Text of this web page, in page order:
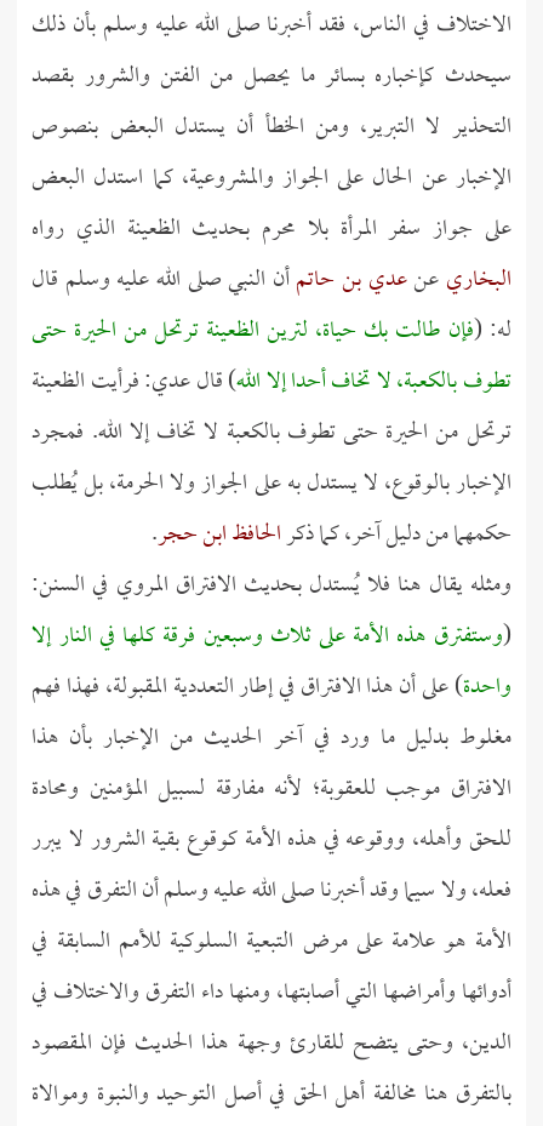
الاختلاف في الناس، فقد أخبرنا صلى الله عليه وسلم بأن ذلك
سيحدث كإخباره بسائر ما يحصل من الفتن والشرور بقصد
التحذير لا التبرير، ومن الخطأ أن يستدل البعض بنصوص
الإخبار عن الحال على الجواز والمشروعية، كما استدل البعض
على جواز سفر المرأة بلا محرم بحديث الظعينة الذي رواه
البخاريعنعديبن حاتمأن النبي صلى الله عليه وسلم قال
له: (فإن طالت بك حياة، لترين الظعينة ترتحل من الحيرة حتى
تطوف بالكعبة، لا تخاف أحدا إلا الله) قال عدي: فرأيت الظعينة
ترتحل من الحيرة حتى تطوف بالكعبة لا تخاف إلا الله. فمجرد
الإخبار بالوقوع، لا يستدل به على الجواز ولا الحرمة، بل يُطلب
حكمهما من دليل آخر، كما ذكرالحافظ ابن حجر.
ومثله يقال هنا فلا يُستدل بحديث الافتراق المروي في السنن:
(وستفترق هذه الأمة على ثلاث وسبعين فرقة كلها في النار إلا
واحدة) على أن هذا الافتراق في إطار التعددية المقبولة، فهذا فهم
مغلوط بدليل ما ورد في آخر الحديث من الإخبار بأن هذا
الافتراق موجب للعقوبة؛ لأنه مفارقة لسبيل المؤمنين ومحادة
للحق وأهله، ووقوعه في هذه الأمة كوقوع بقية الشرور لا يبرر
فعله، ولا سيما وقد أخبرنا صلى الله عليه وسلم أن التفرق في هذه
الأمة هو علامة على مرض التبعية السلوكية للأمم السابقة في
أدوائها وأمراضها التي أصابتها، ومنها داء التفرق والاختلاف في
الدين، وحتى يتضح للقارئ وجهة هذا الحديث فإن المقصود
بالتفرق هنا مخالفة أهل الحق في أصل التوحيد والنبوة وموالاة